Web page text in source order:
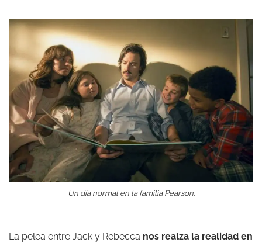
Un día normal en la familia Pearson.
La pelea entre Jack y Rebecca nos realza la realidad en